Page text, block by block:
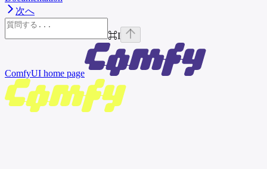
次へ
⌘I
ComfyUI home page